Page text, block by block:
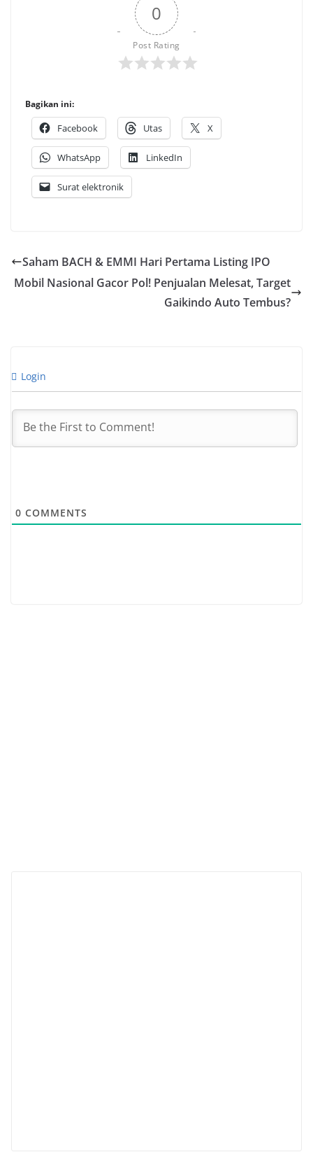
0
Post Rating
Bagikan ini:
Facebook Utas X
WhatsApp LinkedIn
Surat elektronik
Saham BACH & EMMI Hari Pertama Listing IPO
Mobil Nasional Gacor Pol! Penjualan Melesat, Target
Gaikindo Auto Tembus?
Login
0 COMMENTS